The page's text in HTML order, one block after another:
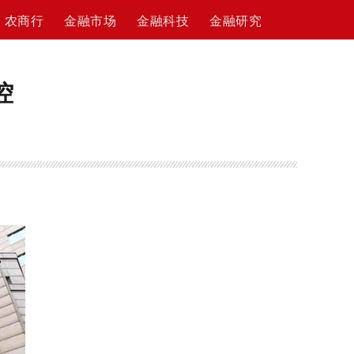
农商行 金融市场 金融科技 金融研究